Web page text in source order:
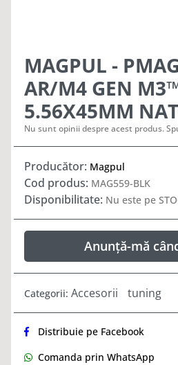
MAGPUL -
AR/M4 GEN
5.56X45MM
Nu sunt opinii despre acest produs.
Producător: Magpul
Cod produs: MAG559-BLK
Disponibilitate: Nu este pe
Anunță-mă
Categorii: Accesorii tuning
Distribuie pe Facebook
Comanda prin WhatsApp